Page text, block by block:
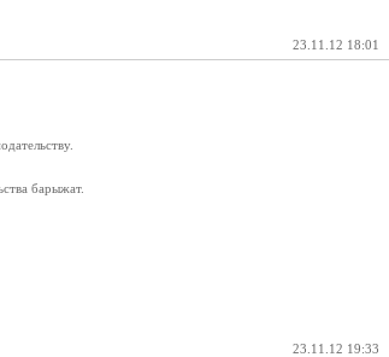
23.11.12 18:01
барыжат.
23.11.12 19:33